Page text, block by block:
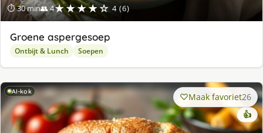
⏱ 30 min👥 4★★★★☆ 4 (6)
Groene aspergesoep
Ontbijt & Lunch Soepen
AI-kok Maak favoriet26
👍